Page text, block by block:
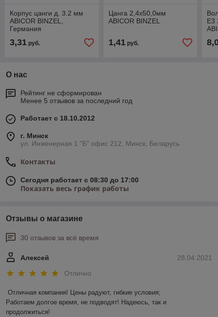
Корпус цанги д. 3.2 мм
ABICOR BINZEL,
Германия
3,31 руб.
Цанга 2,4х50,0мм
ABICOR BINZEL
1,41руб.
Е3
О нас
Рейтинг не сформирован
Менее 5 отзывов за последний год
Работает с 18.10.2012
г. Минск
ул. Инженерная 1 "Б" офис 212, Минск, Беларусь
Контакты
Сегодня работает с 08:30 до 17:00
Показать весь график работы
Отзывы о магазине
30 отзывов за всё время
28.04.2021
Алексей
Отлично
Отличная компания! Цены радуют, гибкие условия;
Работаем долгое время, не подводят! Надеюсь, так и
продолжиться!